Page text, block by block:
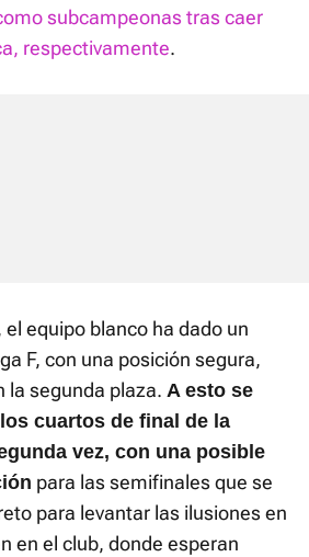
subcampeonas tras caer
respectivamente.
equipo blanco ha dado un
F, con una posición segura,
la segunda plaza. A esto se
cuartos de final de la
vez, con una posible
para las semifinales que se
para levantar las ilusiones en
en el club, donde esperan